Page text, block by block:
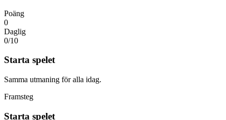
Poäng
0
Daglig
0/10
Starta spelet
Samma utmaning för alla idag.
Framsteg
Starta spelet